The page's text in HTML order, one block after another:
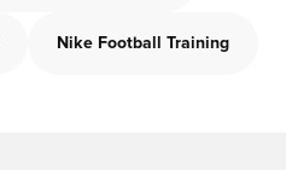
Nike Football Training